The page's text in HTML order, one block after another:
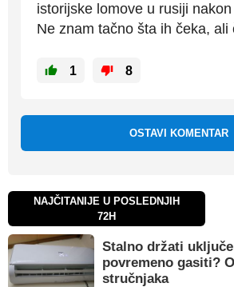
istorijske lomove u rusiji
Ne znam tačno šta ih čeka, ali
1 8
OSTAVI KOMENTAR
NAJČITANIJE U POSLEDNJIH
72H
Stalno držati
povremeno gasiti?
stručnjaka